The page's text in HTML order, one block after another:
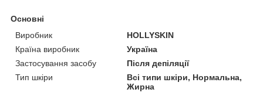
Основні
Виробник
HOLLYSKIN
Країна виробник
Україна
Застосування засобу
Після депіляції
Тип шкіри
Всі типи шкіри, Нормальна,
Жирна